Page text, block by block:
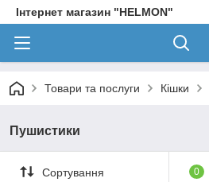
Інтернет магазин "HELMON"
Товари та послуги Кішки
Пушистики
Сортування 0